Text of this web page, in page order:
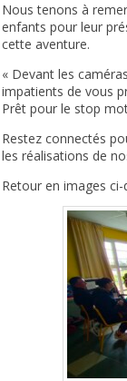
Nous tenons à
enfants pour leur
cette aventure.
« Devant les
impatients de vous
Prêt pour le stop
Restez connectés
les réalisations de
Retour en images ci-